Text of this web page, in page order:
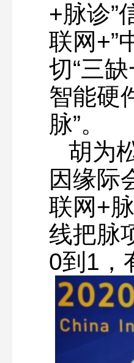
+脉诊”
联网+”
切“三
智能硬
脉”。
胡为
因缘际
联网+
线把脉
0到1，